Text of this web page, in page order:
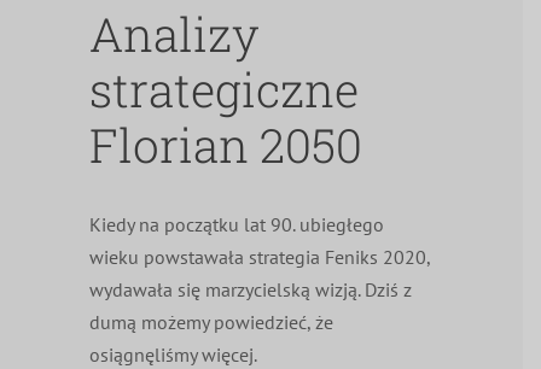
Analizy
strategiczne
Florian 2050
Kiedy na początku lat 90. ubiegłego
wieku powstawała strategia Feniks 2020,
wydawała się marzycielską wizją. Dziś z
dumą możemy powiedzieć, że
osiągnęliśmy więcej.